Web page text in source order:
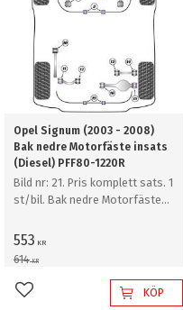
Opel Signum (2003 - 2008)
Bak nedre Motorfäste insats
(Diesel) PFF80-1220R
Bild nr: 21. Pris komplett sats. 1
st/bil. Bak nedre Motorfäste
553 KR
614KR
Lägg till i favoriterKÖP